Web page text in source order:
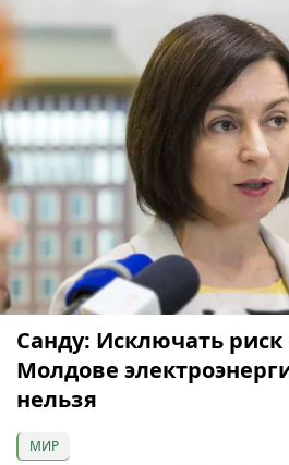
Санду: Исключать
Молдове
нельзя
МИР